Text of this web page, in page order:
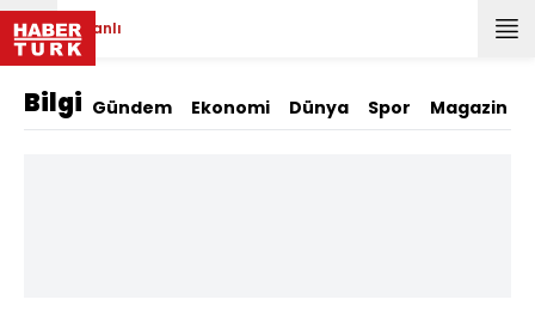
Canlı
Bilgi Gündem Ekonomi Dünya Spor Magazin